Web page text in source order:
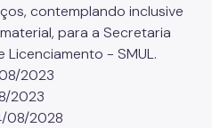
contemplando inclusive
para a Secretaria
Licenciamento - SMUL.
2023
2023
08/2028